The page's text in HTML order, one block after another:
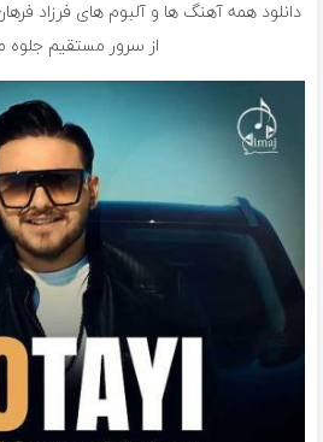
دانلود همه آهنگ ها و آلبوم های فرزاد
از سرور مستقیم جلوه